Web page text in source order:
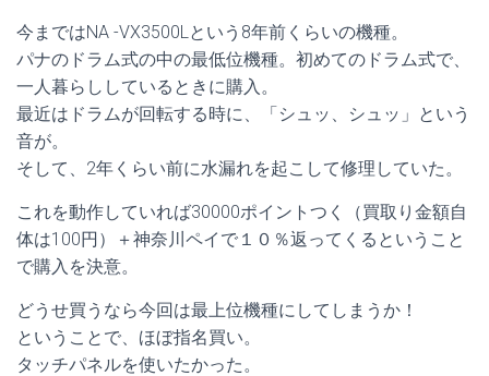
今まではNA -VX3500Lという8年前くらいの機種。
パナのドラム式の中の最低位機種。初めてのドラム式で、
一人暮らししているときに購入。
最近はドラムが回転する時に、「シュッ、シュッ」という
音が。
そして、2年くらい前に水漏れを起こして修理していた。
これを動作していれば30000ポイントつく（買取り金額自
体は100円）＋神奈川ペイで１０％返ってくるということ
で購入を決意。
どうせ買うなら今回は最上位機種にしてしまうか！
ということで、ほぼ指名買い。
タッチパネルを使いたかった。